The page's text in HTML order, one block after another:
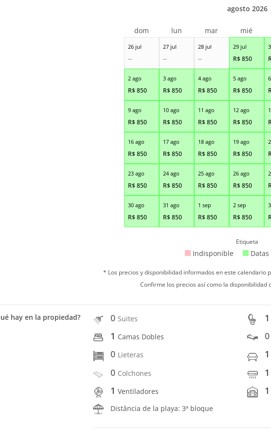
26 jul
--
27 jul
--
28 jul
--
29 jul
R$850
2 ago
R$850
3 ago
R$850
4 ago
R$850
5 ago
R$850
9 ago
R$850
10 ago
R$850
11 ago
R$850
12 ago
R$850
16 ago
R$850
17 ago
R$850
18 ago
R$850
19 ago
R$850
23 ago
R$850
24 ago
R$850
25 ago
R$850
26 ago
R$850
30 ago
R$850
31 ago
R$850
1 sep
R$850
2 sep
R$850
agosto 2026
dom lun mar mié
Etiqueta
Indisponible
* Los precios y disponibilidad informados en este calendario
Confirme los precios así como la disponibilidad
hay en la propiedad? 0 Suites 1
1 Camas Dobles 0
0 Lieteras
0 Colchones
1Ventiladores 1
Distância de la playa: 3ª bloque